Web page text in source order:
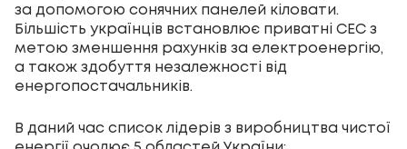
за допомогою сонячних панелей кіловати.
Більшість українців встановлює приватні СЕС з
метою зменшення рахунків за електроенергію,
а також здобуття незалежності від
енергопостачальників.
В даний час список лідерів з виробництва чистої